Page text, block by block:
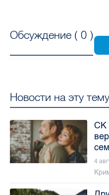
Обсуждение ( 0 )
Новости на эту тему
СК
4